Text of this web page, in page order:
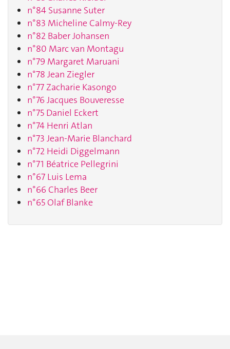
n°84 Susanne Suter
n°83 Micheline Calmy-Rey
n°82 Baber Johansen
n°80 Marc van Montagu
n°79 Margaret Maruani
n°78 Jean Ziegler
n°77 Zacharie Kasongo
n°76 Jacques Bouveresse
n°75 Daniel Eckert
n°74 Henri Atlan
n°73 Jean-Marie Blanchard
n°72 Heidi Diggelmann
n°71 Béatrice Pellegrini
n°67 Luis Lema
n°66 Charles Beer
n°65 Olaf Blanke